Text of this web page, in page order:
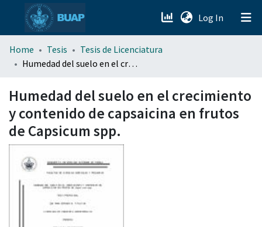
Log In (current)
menu.section.about_menu
Home Tesis
Tesis de Licenciatura
Humedad del suelo en el crecimiento y contenido de capsaicina en frutos de Capsicum spp.
Humedad del suelo en el crecimiento
y contenido de capsaicina en frutos
de Capsicum spp.